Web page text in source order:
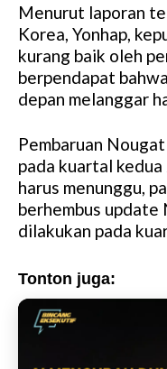
Menurut laporan
Korea, Yonhap,
kurang baik oleh
berpendapat
depan melanggar
Pembaruan
pada kuartal
harus menunggu,
berhembus update
dilakukan pada
Tonton juga: